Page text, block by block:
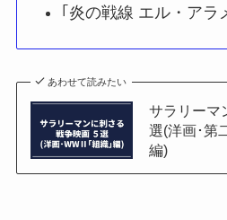
｢炎の戦線 エル・アラ
あわせて読みたい
サラリーマ
選(洋画･第
編)